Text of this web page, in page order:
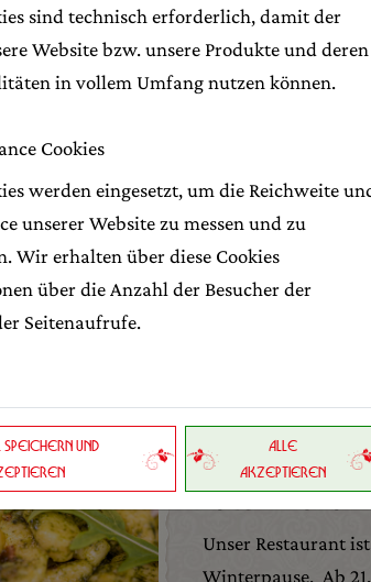
Mi bis Sa 8.00 – 17.30
So 9.00 – 17.30 Uhr
*! Montag und Dienstag
/Restaurant Montag und
zum Schutze unserer
eingeschränkten Betrieb
höflich zu unserem
Bäckerei Verkauf
Unser Restaurant
Winterpause. Ab
sind technisch erforderlich, damit der
Website bzw. unsere Produkte und deren
in vollem Umfang nutzen können.
Cookies
werden eingesetzt, um die Reichweite
unserer Website zu messen und zu
Wir erhalten über diese Cookies
über die Anzahl der Besucher der
Seitenaufrufe.
SPEICHERN UND
ALLE
AKZEPTIEREN